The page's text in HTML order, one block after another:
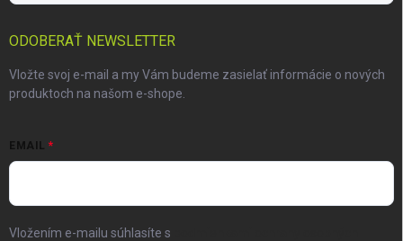
ODOBERAŤ NEWSLETTER
Vložte svoj e-mail a my Vám budeme zasielať informácie o nových
produktoch na našom e-shope.
EMAIL
Vložením e-mailu súhlasíte s